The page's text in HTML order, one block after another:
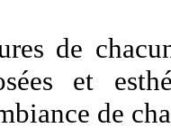
de
et
de